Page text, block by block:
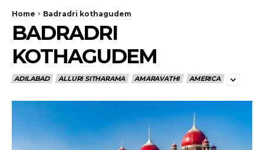
Home Badradri kothagudem
BADRADRI
KOTHAGUDEM
ADILABAD ALLURI SITHARAMA AMARAVATHI AMERICA